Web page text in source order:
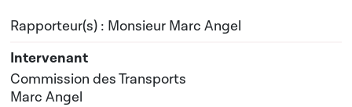
Rapporteur(s) : Monsieur Marc Angel
Commission des Transports
Marc Angel